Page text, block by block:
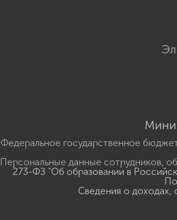
Федеральное государственное
Персональные данные сотрудников,
273-ФЗ "Об образовании в
Сведения о доходах,